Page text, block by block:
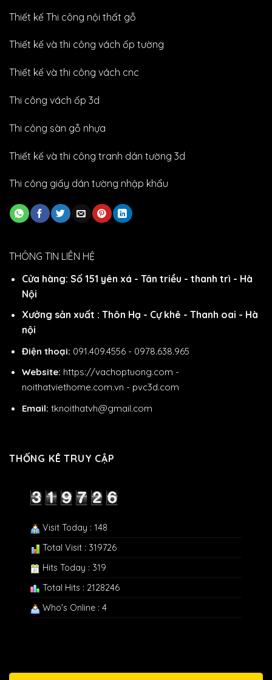
Thiết kế Thi công nội thất gỗ
Thiết kế và thi công vách ốp tường
Thiết kế và thi công vách cnc
Thi công vách ốp 3d
Thi công sàn gỗ nhựa
Thiết kế và thi công tranh dán tường 3d
Thi công giấy dán tường nhập khẩu
THÔNG TIN LIÊN HỆ
Cửa hàng: Số 151 yên xá - Tân triều - thanh trì - Hà
Nội
Xưởng sản xuất : Thôn Hạ - Cự khê - Thanh oai - Hà
nội
Điện thoại: 091.409.4556 - 0978.638.965
Website: https://vachoptuong.com -
noithatviethome.com.vn - pvc3d.com
Email: tknoithatvh@gmail.com
THỐNG KÊ TRUY CẬP
Visit Today : 148
Total Visit : 319726
Hits Today : 319
Total Hits : 2128246
Who's Online : 4